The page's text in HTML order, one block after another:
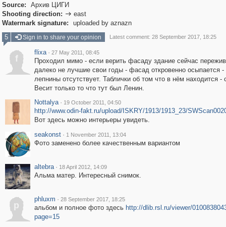
Source:
Архив ЦИГИ
Shooting direction:  east
Watermark signature:
uploaded by aznazn
5
Sign in to share your opinion Latest comment: 28 September 2017, 18:25
f
flixa · 27 May 2011, 08:45
Проходил мимо - если верить фасаду здание сейчас
далеко не лучшие свои годы - фасад откровенно осыпается -
лепнины отсутствует. Таблички об том что в нём находится -
Весит только то что тут был Ленин.
Nottalya · 19 October 2011, 04:50
http://www.odin-fakt.ru/upload/ISKRY/1913/1913_23/
Вот здесь можно интерьеры увидеть.
seakonst · 1 November 2011, 13:04
Фото заменено более качественным вариантом
altebra · 18 April 2012, 14:09
Альма матер. Интересный снимок.
p
phluxm · 28 September 2017, 18:25
альбом и полное фото здесь http://dlib.rsl.ru/viewer/
page=15